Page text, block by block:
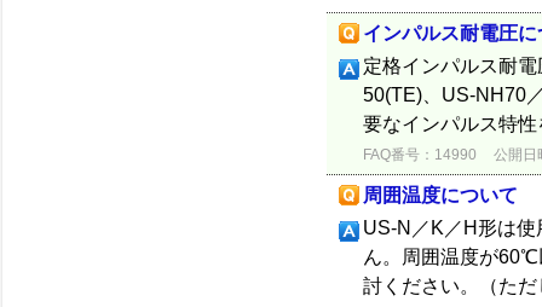
インパルス耐電圧に
定格インパルス耐
50(TE)、US-NH70
要なインパルス特
FAQ番号：14990 公開日
周囲温度について
US-N／K／H形は
ん。周囲温度が60℃
討ください。（た